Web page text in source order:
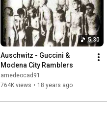
5:30
Auschwitz - Guccini &
Modena City Ramblers
amedeocad91
764K views • 18 years ago